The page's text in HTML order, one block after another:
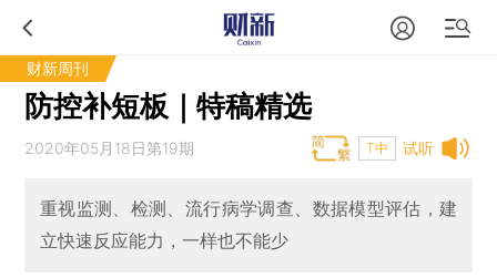
财新周刊
防控补短板｜特稿精选
试听
2020年05月18日第19期 T中
重视监测、检测、流行病学调查、数据模型评估，建
立快速反应能力，一样也不能少